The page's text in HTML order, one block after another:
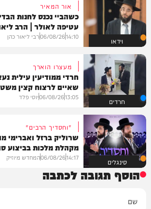
וידאו
אור המאיר
כשהביי נכנס לחנות
עטיפה לאולר | הרב
14:10
06/08/26רבי ליאור כהן
חרדים
מעצרו הוארך
חרדי ממודיעין עילית
שאיים לרצוח קצין
13:05
06/08/26יוסי פלד
סינגלים
"וחסדיך הרבים"
שרוליק ברזל ואברימי
מקהלת מלכות בביצוע
14:17
06/08/26המחדש מיוזיק
הוסף תגובה לכתבה